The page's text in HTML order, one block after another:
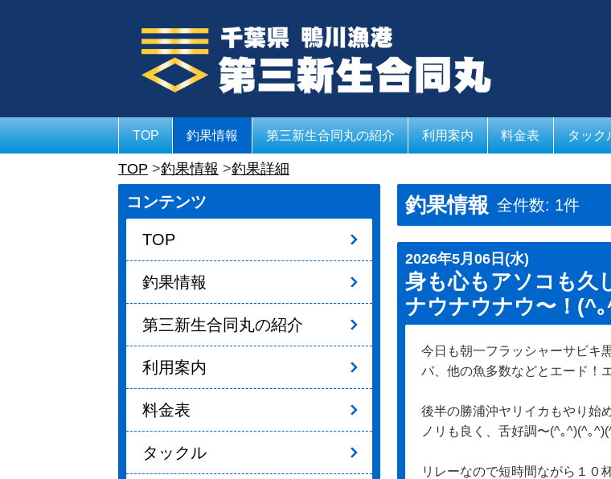
TOP 釣果情報 第三新生合同丸の紹介 利用案内 料金表 タック
TOP 釣果情報 釣果詳細
釣果情報 全件数: 1件
2026年5月06日(水)
身も心もアソコも久
ナウナウナウ〜！(^｡
今日も朝一フラッシャーサビキ
バ、他の魚多数などとエード！
後半の勝浦沖ヤリイカもやり始
ノリも良く、舌好調〜(^｡^)(^｡
リレーなので短時間ながら１０
コンテンツ
TOP
釣果情報
第三新生合同丸の紹介
利用案内
料金表
タックル